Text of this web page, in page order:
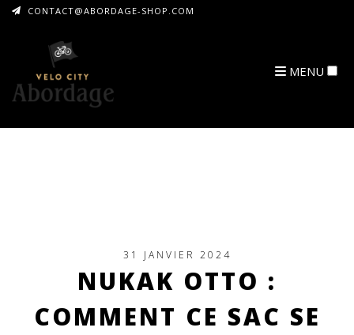
CONTACT@ABORDAGE-SHOP.COM
MENU
ARCHIVES
31 JANVIER 2024
NUKAK OTTO :
COMMENT CE SAC SE